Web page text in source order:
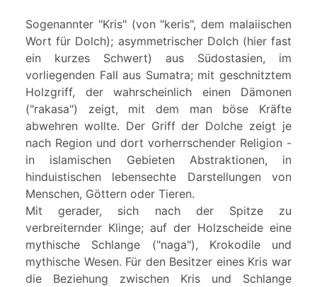
Sogenannter "Kris" (von "keris", dem malaiischen
Wort für Dolch); asymmetrischer Dolch (hier fast
ein kurzes Schwert) aus Südostasien, im
vorliegenden Fall aus Sumatra; mit geschnitztem
Holzgriff, der wahrscheinlich einen Dämonen
("rakasa") zeigt, mit dem man böse Kräfte
abwehren wollte. Der Griff der Dolche zeigt je
nach Region und dort vorherrschender Religion -
in islamischen Gebieten Abstraktionen, in
hinduistischen lebensechte Darstellungen von
Menschen, Göttern oder Tieren.
Mit gerader, sich nach der Spitze zu
verbreiternder Klinge; auf der Holzscheide eine
mythische Schlange ("naga"), Krokodile und
mythische Wesen. Für den Besitzer eines Kris war
die Beziehung zwischen Kris und Schlange